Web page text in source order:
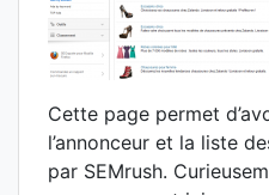
Cette page permet
l’annonceur et la liste
par SEMrush.